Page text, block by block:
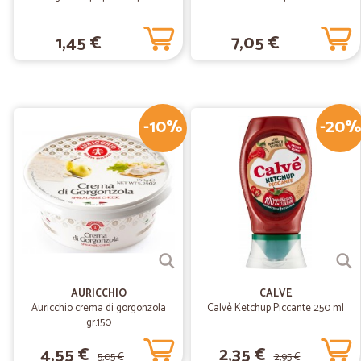
1,45 € 7,05 €
-10%
AURICCHIO
Auricchio crema di gorgonzola
gr.150
5,05 €
-20%
CALVE
Calvè Ketchup Piccante 250 ml
2,95 €